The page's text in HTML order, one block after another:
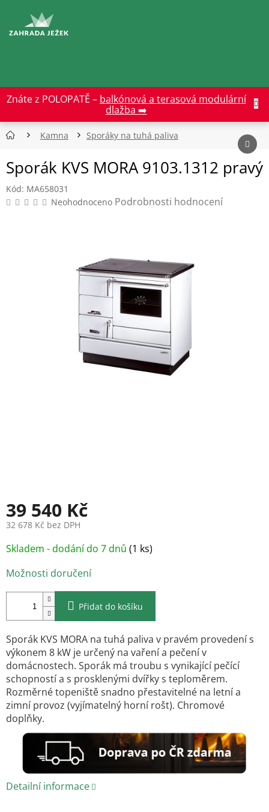
obsah
Znáte z POLOPATĚ – balkónová a terasová modulární
dlažba ➡️
Kamna Sporáky na tuhá paliva
Sporák KVS MORA 9103.1312 pravý
Kód: MA658031
Průměrné
hodnocení
Neohodnoceno Podrobnosti hodnocení
39 540 Kč
32 678 Kč bez DPH
Měrná
cena:
Skladem - dodání do 7 dnů (1 ks)
Možnosti doručení
Přidat do košíku
Sporák KVS MORA na tuhá paliva v pravém provedení s
výkonem 8 kW je určený na vaření a pečení v
domácnostech. Sporák má troubu s vynikající pečící
schopností a s prosklenými dvířky s teploměrem.
Rozměrné topeniště snadno přestavitelné na letní a
zimní provoz (vyjímatelný horní rošt). Chromové
doplňky.
Detailní informace